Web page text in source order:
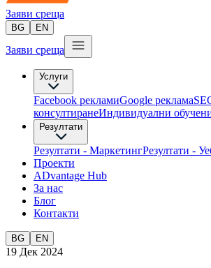
Заяви среща
BG EN
Заяви среща
Услуги
Facebook рекламиGoogle реклама
консултиране​Индивидуални
Резултати
Резултати - МаркетингРезултати -
Проекти
ADvantage Hub
За нас
Блог
Контакти
BG EN
19 Дек 2024